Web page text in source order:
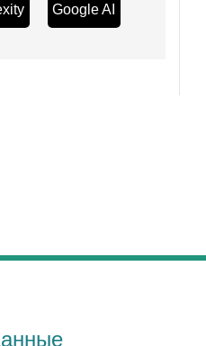
Google AI